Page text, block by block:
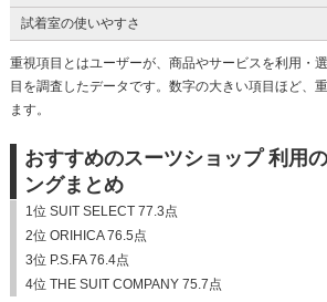
試着室の使いやすさ
重視項目とはユーザーが、商品やサービスを利用・
目を調査したデータです。数字の大きい項目ほど、
ます。
おすすめのスーツショップ 利用
ングまとめ
1位 SUIT SELECT 77.3点
2位 ORIHICA 76.5点
3位 P.S.FA 76.4点
4位 THE SUIT COMPANY 75.7点